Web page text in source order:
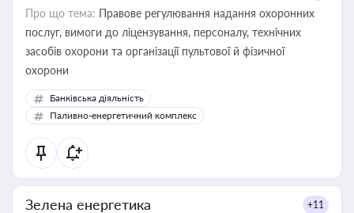
Про що тема: Правове регулювання надання охоронних
послуг, вимоги до ліцензування, персоналу, технічних
засобів охорони та організації пультової й фізичної
охорони
Банківська діяльність
Паливно-енергетичний комплекс
Зелена енергетика +11